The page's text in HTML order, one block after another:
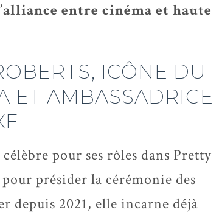
entre cinéma et haute
ICÔNE DU
ET AMBASSADRICE
pour ses rôles dans Pretty
présider la cérémonie des
depuis 2021, elle incarne déjà